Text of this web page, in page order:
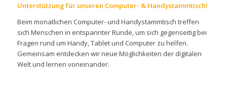
Unterstützung für unseren Computer- & Handystammtisch!
Beim monatlichen Computer- und Handystammtisch treffen
sich Menschen in entspannter Runde, um sich gegenseitig bei
Fragen rund um Handy, Tablet und Computer zu helfen.
Gemeinsam entdecken wir neue Möglichkeiten der digitalen
Welt und lernen voneinander.